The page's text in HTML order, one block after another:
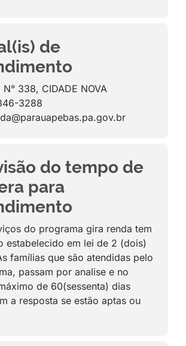
de
N° 338, CIDADE NOVA
3288
do tempo de
para
do programa gira renda tem
estabelecido em lei de 2 (dois)
famílias que são atendidas pelo
passam por analise e no
de 60(sessenta) dias
a resposta se estão aptas ou